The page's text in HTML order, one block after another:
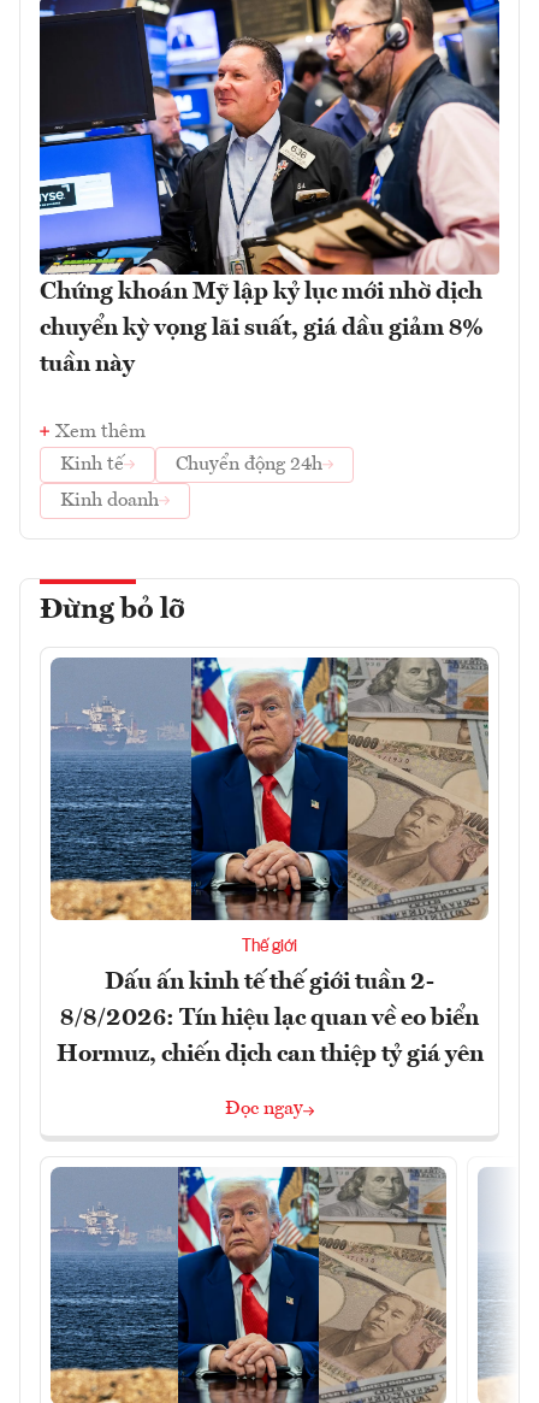
Chứng khoán Mỹ lập kỷ lục mới nhờ dịch
chuyển kỳ vọng lãi suất, giá dầu giảm 8%
tuần này
Xem thêm
Kinh tế
Chuyển động 24h
Kinh doanh
Đừng bỏ lỡ
Thế giới
Dấu ấn kinh tế thế giới tuần 2-
8/8/2026: Tín hiệu lạc quan về eo biển
Hormuz, chiến dịch can thiệp tỷ giá yên
Đọc ngay